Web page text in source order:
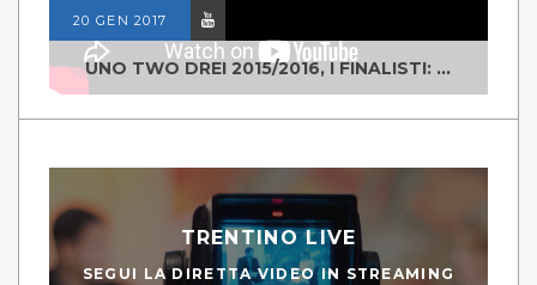
20 GEN 2017
UNO TWO DREI 2015/2016, I FINALISTI: CLASSE IV ALS ISTITUTO "DEGASPERI" BORGO VALSUGANA
TRENTINO LIVE
SEGUI LA DIRETTA VIDEO IN STREAMING